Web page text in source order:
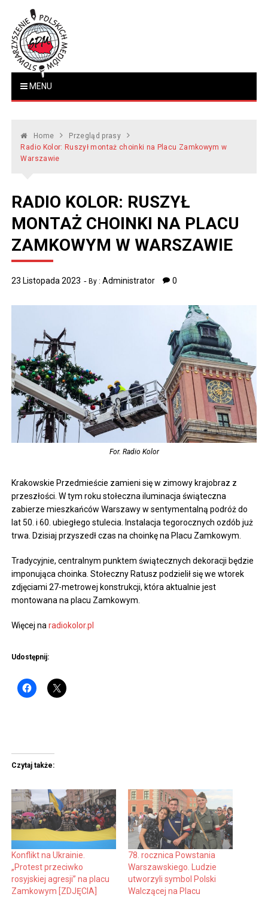
content
Stowarzyszenie Polskich
www.polskiemedia.org
MENU
Home
Przegląd prasy
Radio Kolor: Ruszył montaż choinki na Placu Zamkowym w
Warszawie
RADIO KOLOR: RUSZYŁ
MONTAŻ CHOINKI NA PLACU
ZAMKOWYM W WARSZAWIE
23 Listopada 2023 By :Administrator 0
For. Radio Kolor
Krakowskie Przedmieście zamieni się w zimowy krajobraz z
przeszłości. W tym roku stołeczna iluminacja świąteczna
zabierze mieszkańców Warszawy w sentymentalną podróż do
lat 50. i 60. ubiegłego stulecia. Instalacja tegorocznych ozdób już
trwa. Dzisiaj przyszedł czas na choinkę na Placu Zamkowym.
Tradycyjnie, centralnym punktem świątecznych dekoracji będzie
imponująca choinka. Stołeczny Ratusz podzielił się we wtorek
zdjęciami 27-metrowej konstrukcji, która aktualnie jest
montowana na placu Zamkowym.
Więcej naradiokolor.pl
Udostępnij:
Czytaj także:
Konflikt na Ukrainie.
„Protest przeciwko
rosyjskiej agresji” na placu
Zamkowym [ZDJĘCIA]
78. rocznica Powstania
Warszawskiego. Ludzie
utworzyli symbol Polski
Walczącej na Placu